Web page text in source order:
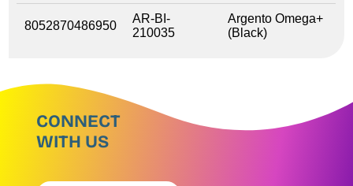
8052870486950
AR-BI-
210035
Argento Omega+
(Black)
CONNECT
WITH US